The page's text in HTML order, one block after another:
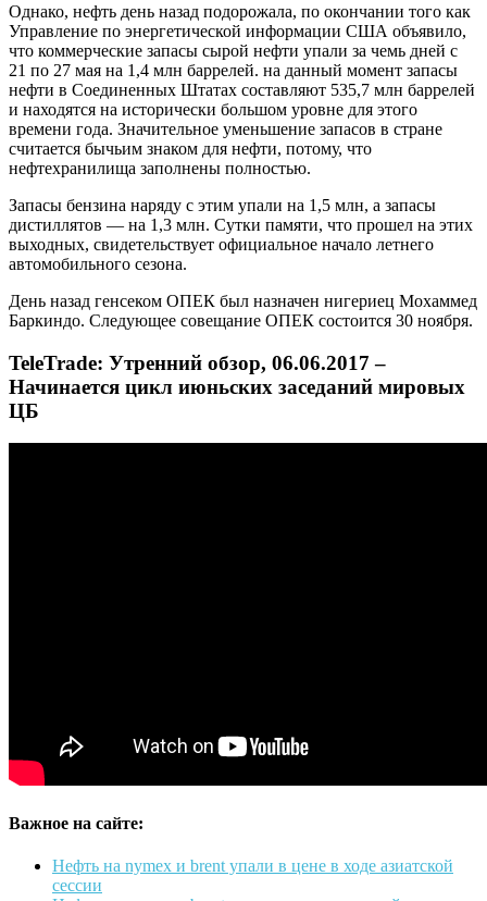
Однако, нефть день назад подорожала, по окончании того как
Управление по энергетической информации США объявило,
что коммерческие запасы сырой нефти упали за чемь дней с
21 по 27 мая на 1,4 млн баррелей. на данный момент запасы
нефти в Соединенных Штатах составляют 535,7 млн баррелей
и находятся на исторически большом уровне для этого
времени года. Значительное уменьшение запасов в стране
считается бычьим знаком для нефти, потому, что
нефтехранилища заполнены полностью.
Запасы бензина наряду с этим упали на 1,5 млн, а запасы
дистиллятов — на 1,3 млн. Сутки памяти, что прошел на этих
выходных, свидетельствует официальное начало летнего
автомобильного сезона.
День назад генсеком ОПЕК был назначен нигериец Мохаммед
Баркиндо. Следующее совещание ОПЕК состоится 30 ноября.
TeleTrade: Утренний обзор, 06.06.2017 –
Начинается цикл июньских заседаний мировых
ЦБ
Важное на сайте:
Нефть на nymex и brent упали в цене в ходе азиатской
сессии